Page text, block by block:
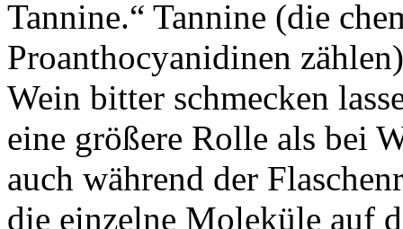
Tannine.“ Tannine (die
Proanthocyanidinen
Wein bitter schmecken
eine größere Rolle als bei
auch während der
die einzelne Moleküle auf